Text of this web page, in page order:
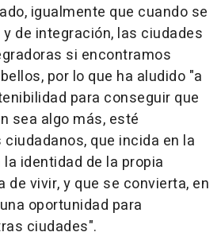
igualmente que cuando se
de integración, las ciudades
si encontramos
por lo que ha aludido "a
para conseguir que
sea algo más, esté
que incida en la
identidad de la propia
de vivir, y que se convierta, en
oportunidad para
ciudades".